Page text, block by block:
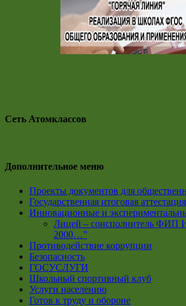
Сеть Атомклассов
Дополнительное меню
Проекты документов для
Государственная итоговая аттестация
Инновационные и
Лицей – соисполнитель ФИП
2000…”
Противодействие коррупции
Безопасность
ГОСУСЛУГИ
Школьный спортивный клуб
Услуги населению
Готов к труду и обороне